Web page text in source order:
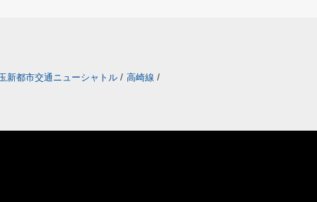
新都市交通ニューシャトル / 高崎線 /